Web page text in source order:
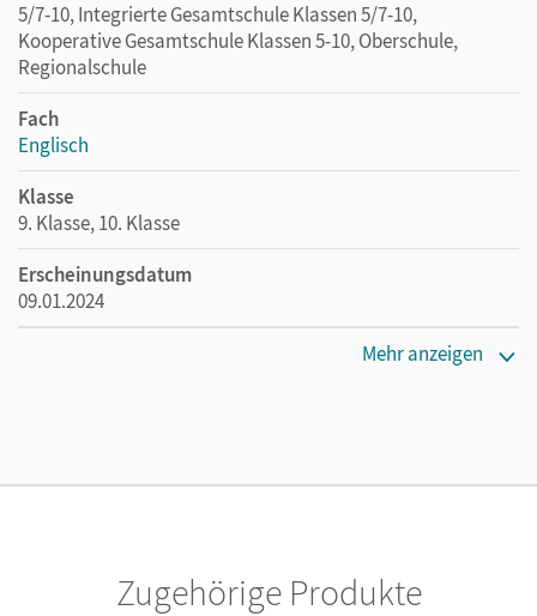
5/7-10, Integrierte Gesamtschule Klassen 5/7-10,
Kooperative Gesamtschule Klassen 5-10, Oberschule,
Regionalschule
Fach
Englisch
Klasse
9. Klasse, 10. Klasse
Erscheinungsdatum
09.01.2024
Mehr anzeigen
Zugehörige Produkte